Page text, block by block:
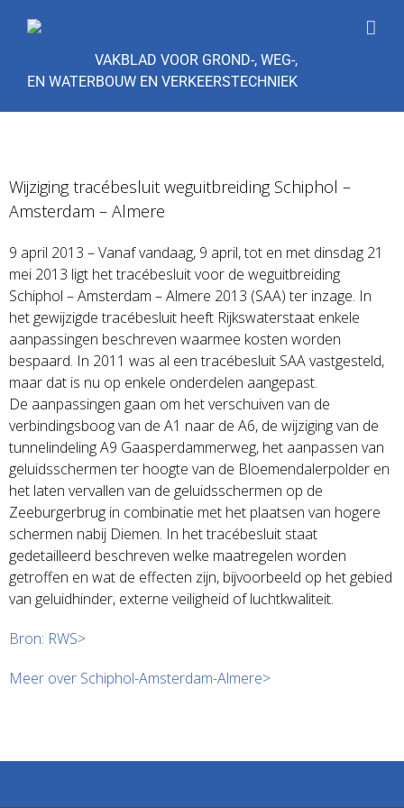
naar
VAKBLAD VOOR GROND-, WEG-,
EN WATERBOUW EN VERKEERSTECHNIEK
Wijziging tracébesluit weguitbreiding Schiphol –
Amsterdam – Almere
9 april 2013 – Vanaf vandaag, 9 april, tot en met dinsdag 21
mei 2013 ligt het tracébesluit voor de weguitbreiding
Schiphol – Amsterdam – Almere 2013 (SAA) ter inzage. In
het gewijzigde tracébesluit heeft Rijkswaterstaat enkele
aanpassingen beschreven waarmee kosten worden
bespaard. In 2011 was al een tracébesluit SAA vastgesteld,
maar dat is nu op enkele onderdelen aangepast.
De aanpassingen gaan om het verschuiven van de
verbindingsboog van de A1 naar de A6, de wijziging van de
tunnelindeling A9 Gaasperdammerweg, het aanpassen van
geluidsschermen ter hoogte van de Bloemendalerpolder en
het laten vervallen van de geluidsschermen op de
Zeeburgerbrug in combinatie met het plaatsen van hogere
schermen nabij Diemen. In het tracébesluit staat
gedetailleerd beschreven welke maatregelen worden
getroffen en wat de effecten zijn, bijvoorbeeld op het gebied
van geluidhinder, externe veiligheid of luchtkwaliteit.
Bron: RWS>
Meer over Schiphol-Amsterdam-Almere>